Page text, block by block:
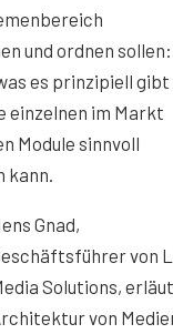
und ordnen sollen:
es prinzipiell gibt
einzelnen im Markt
Module sinnvoll
kann.
Gnad,
von
Solutions,
von